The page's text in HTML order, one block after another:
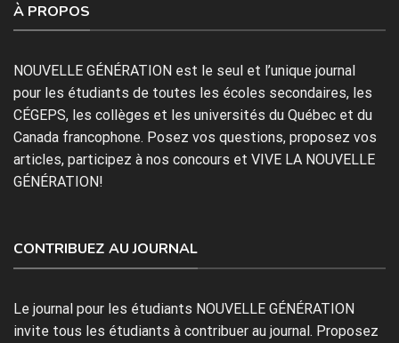
À PROPOS
NOUVELLE GÉNÉRATION est le seul et l’unique journal
pour les étudiants de toutes les écoles secondaires, les
CÉGEPS, les collèges et les universités du Québec et du
Canada francophone. Posez vos questions, proposez vos
articles, participez à nos concours et VIVE LA NOUVELLE
GÉNÉRATION!
CONTRIBUEZ AU JOURNAL
Le journal pour les étudiants NOUVELLE GÉNÉRATION
invite tous les étudiants à contribuer au journal. Proposez